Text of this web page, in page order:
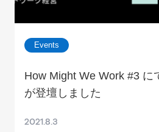
Events
How Might We Work #3 に
が登壇しました
2021.8.3